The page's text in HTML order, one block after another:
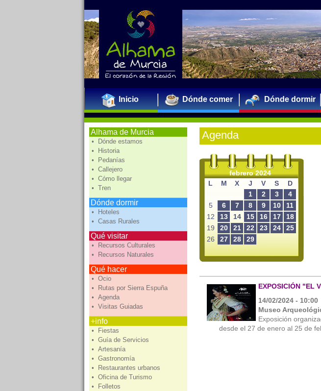
Inicio Dónde comer Dónde dormir
Alhama de Murcia
• Dónde estamos
• Historia
• Pedanías
• Callejero
• Cómo llegar
• Tren
Dónde dormir
• Hoteles
• Casas Rurales
Qué visitar
• Recursos Culturales
• Recursos Naturales
Qué hacer
• Ocio
• Rutas por Sierra Espuña
• Agenda
• Visitas Guiadas
+info
• Fiestas
• Guía de Servicios
• Artesanía
• Gastronomía
• Restaurantes urbanos
• Oficina de Turismo
• Folletos
Agenda
febrero 2024
L
M X J V S
D
1
2 3
4
5
6 7 8 9 10
11
12
13 14 15 16 17
18
19
20 21 22 23 24
25
26
27 28 29
EXPOSICIÓN "EL
14/02/2024 - 10:00
Museo
Exposición
desde el 27 de enero al 25 de